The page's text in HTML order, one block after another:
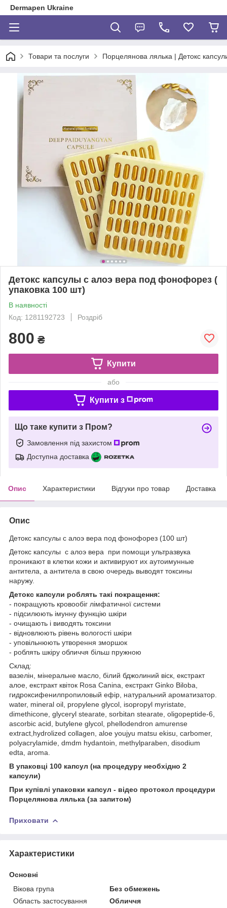
Dermapen Ukraine
Товари та послуги Порцелянова лялька | Детокс
Детокс капсулы с алоэ вера под фонофорез (
упаковка 100 шт)
В наявності
Код: 1281192723
Роздріб
800 ₴
Купити
або
Купити з
Що таке купити з Пром?
Замовлення під захистом
Доступна доставка
Опис Характеристики Відгуки про товар Доставка
Опис
Детокс капсулы с алоэ вера под фонофорез (100 шт)
Детокс капсулы с алоэ вера при помощи ультразвука
проникают в клетки кожи и активируют их аутоимунные
антитела, а антитела в свою очередь выводят токсины
наружу.
Детокс капсули роблять такі покращення:
- покращують кровообіг лімфатичної системи
- підсилюють імунну функцію шкіри
- очищають і виводять токсини
- відновлюють рівень вологості шкіри
- уповільнюють утворення зморшок
- роблять шкіру обличчя більш пружною
Склад:
вазелін, мінеральне масло, білий бджолиний віск, екстракт
алое, екстракт квіток Rosa Canina, екстракт Ginko Biloba,
гидроксифенилпропиловый ефір, натуральний ароматизатор.
water, mineral oil, propylene glycol, isopropyl myristate,
dimethicone, glyceryl stearate, sorbitan stearate, oligopeptide-6,
ascorbic acid, butylene glycol, phellodendron amurense
extract,hydrolized collagen, aloe youjyu matsu ekisu, carbomer,
polyacrylamide, dmdm hydantoin, methylparaben, disodium
edta, aroma.
В упаковці 100 капсул (на процедуру необхідно 2
капсули)
При купівлі упаковки капсул - відео протокол процедури
Порцелянова лялька (за запитом)
Приховати
Характеристики
Основні
Вікова група
Без обмежень
Область застосування
Обличчя